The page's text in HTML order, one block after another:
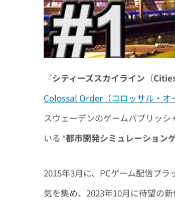
『シティーズスカイライン （
Colossal Order（コロッサル・オ
スウェーデンのゲームパブリッシ
いる “都市開発シミュレーション
2015年3月に、PCゲーム配信プ
気を集め、2023年10月に待望の